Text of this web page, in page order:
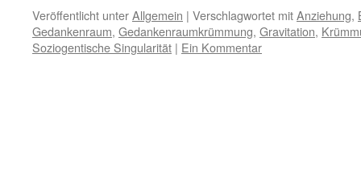
Veröffentlicht unterAllgemein | Verschlagwortet mitAnziehung,
Gedankenraum, Gedankenraumkrümmung, Gravitation,
Soziogentische Singularität | Ein Kommentar